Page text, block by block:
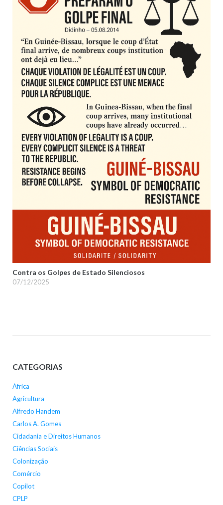
Contra os Golpes de Estado Silenciosos
07/12/2025
CATEGORIAS
África
Agricultura
Alfredo Handem
Carlos A. Gomes
Cidadania e Direitos Humanos
Ciências Sociais
Colonização
Comércio
Copilot
CPLP